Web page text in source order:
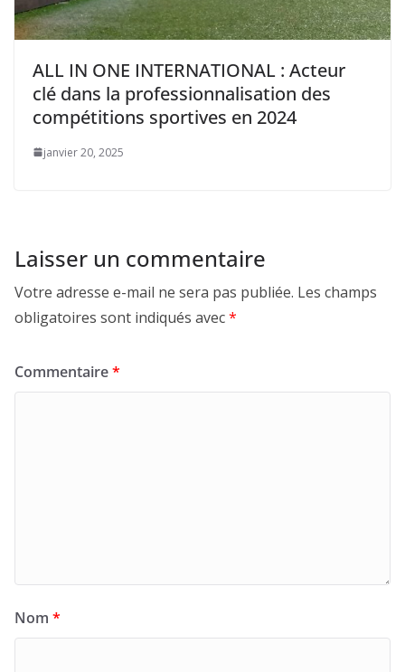
ALL IN ONE INTERNATIONAL : Acteur
clé dans la professionnalisation des
compétitions sportives en 2024
janvier 20, 2025
Laisser un commentaire
Votre adresse e-mail ne sera pas publiée. Les champs
obligatoires sont indiqués avec*
Commentaire*
Nom *